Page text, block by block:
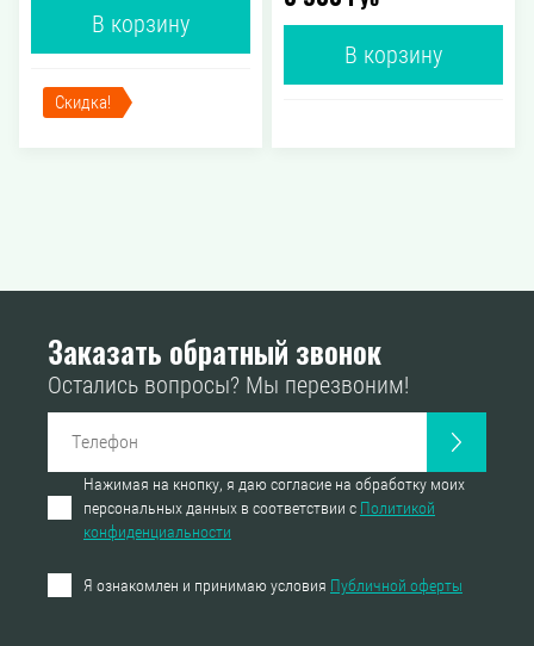
В корзину
Скидка!
В корзину
Заказать обратный звонок
Остались вопросы? Мы перезвоним!
Нажимая на кнопку, я даю согласие на обработку моих
персональных данных в соответствии с Политикой
конфиденциальности
Я ознакомлен и принимаю условия Публичной оферты